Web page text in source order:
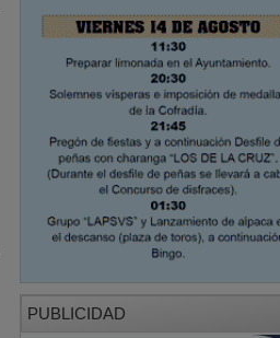
PUBLICIDAD